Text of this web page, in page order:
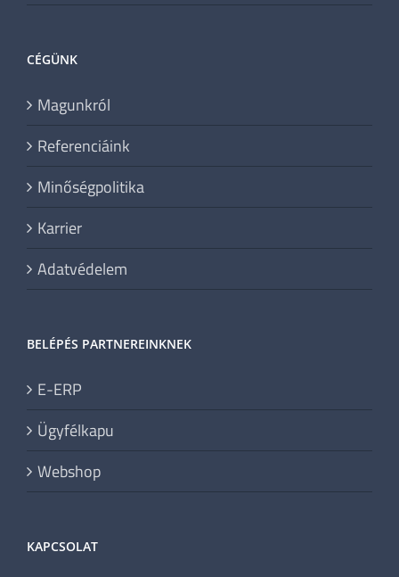
CÉGÜNK
Magunkról
Referenciáink
Minőségpolitika
Karrier
Adatvédelem
BELÉPÉS PARTNEREINKNEK
E-ERP
Ügyfélkapu
Webshop
KAPCSOLAT